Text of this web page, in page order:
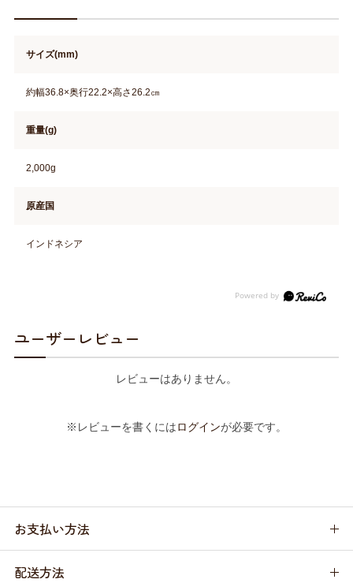
サイズ(mm)
約幅36.8×奥行22.2×高さ26.2㎝
重量(g)
2,000g
原産国
インドネシア
ユーザーレビュー
レビューはありません。
※レビューを書くにはログインが必要です。
お支払い方法
配送方法